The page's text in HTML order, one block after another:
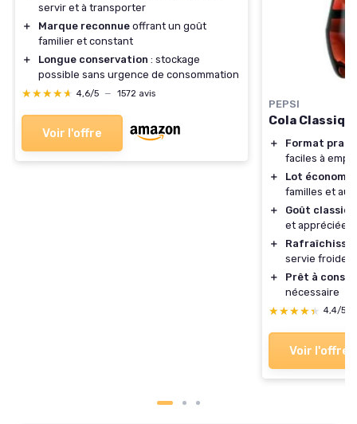
servir et à transporter
＋
Marque reconnue offrant un goût
familier et constant
＋
Longue conservation : stockage
possible sans urgence de consommation
★★★★★
★★★★★ 4,6/5 — 1572 avis
Voir l'offre
PEPSI
Cola
＋
Format
faciles à
＋
Lot
familles et
＋
Goût
et appréciée
＋
servie froide
＋
Prêt à
nécessaire
★★★★★
★★★★★ 4,4/5
Voir l'offre